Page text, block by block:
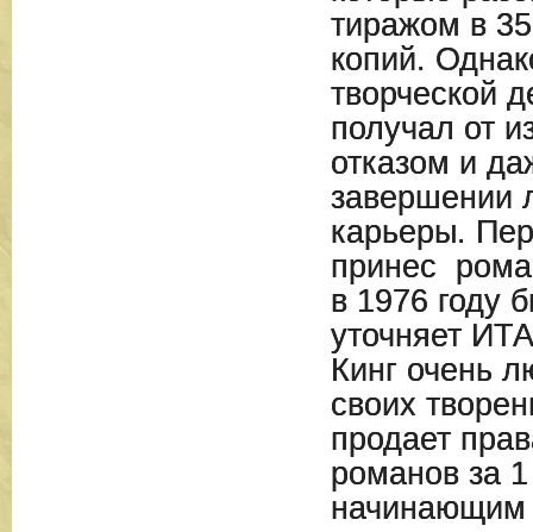
тиражом в
копий.
творческой
получал от
отказом и
завершении
карьеры.
принес
в 1976 году
уточняет
Кинг очень
своих
продает
романов за
начинающим